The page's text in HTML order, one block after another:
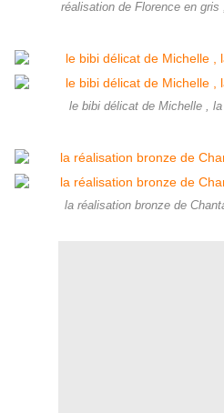
réalisation de Florence en
le bibi délicat de Michelle ,
la réalisation bronze de